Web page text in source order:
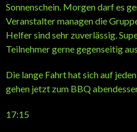
Sonnenschein. Morgen darf es
Veranstalter managen die
Helfer sind sehr zuverlässig.
Teilnehmer gerne gegenseitig aus.
Die lange Fahrt hat sich auf
gehen jetzt zum BBQ
17:15